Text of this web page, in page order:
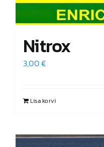
Nitrox
3,00€
Lisa korvi